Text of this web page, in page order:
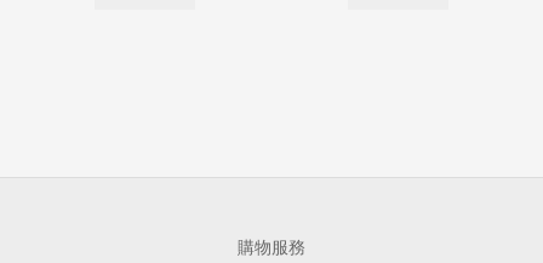
購物服務